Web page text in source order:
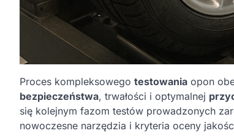
Proces kompleksowego testowania opon
bezpieczeństwa, trwałości i optymalnej
się kolejnym fazom testów prowadzonych
nowoczesne narzędzia i kryteria oceny